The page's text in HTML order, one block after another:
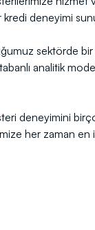
kredi deneyimi
sektörde
analitik
deneyimini
her zaman